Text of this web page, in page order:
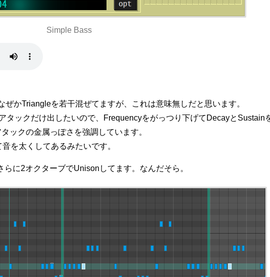
Simple Bass
かTriangleを若干混ぜてますが、これは意味無しだと思います。
タックだけ出したいので、Frequencyをがっつり下げてDecayとSustain
ックの金属っぽさを強調しています。
を太くしてあるみたいです。
に2オクターブでUnisonしてます。なんだそら。